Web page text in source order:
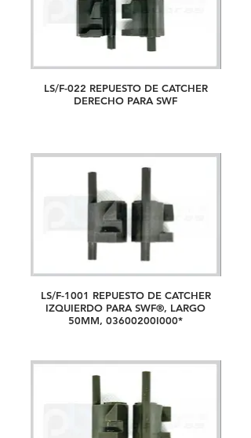
LS/F-022 REPUESTO DE CATCHER
DERECHO PARA SWF
LS/F-1001 REPUESTO DE CATCHER
IZQUIERDO PARA SWF®, LARGO
50MM, 03600200I000*